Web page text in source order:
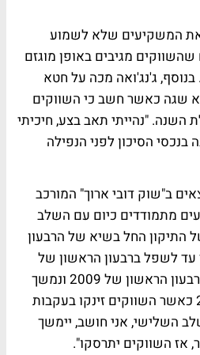
המשקיעים שלא לשמוע
מגיבים באופן מוגזם
ג'נג'ואה מכה על חטא
שגה כאשר חשב כי השווקים
השנה. "נהייתי תאב בצע, חיכיתי
בנכסי הסיכון לפני הנפילה
ב"שוק דובי ארוך" המורכב
מתמודדים כיום עם השלב
התיקון החל בשיא של הרבעון
2007 ונמשך עד לשפל ברבעון הראשון של
2009. השלב השני החל ברבעון הראשון של 2009 ונמשך
עד הרבעון השני של 2011 כאשר השווקים זינקו בעקבות
השלישי, אני חושב, יימשך